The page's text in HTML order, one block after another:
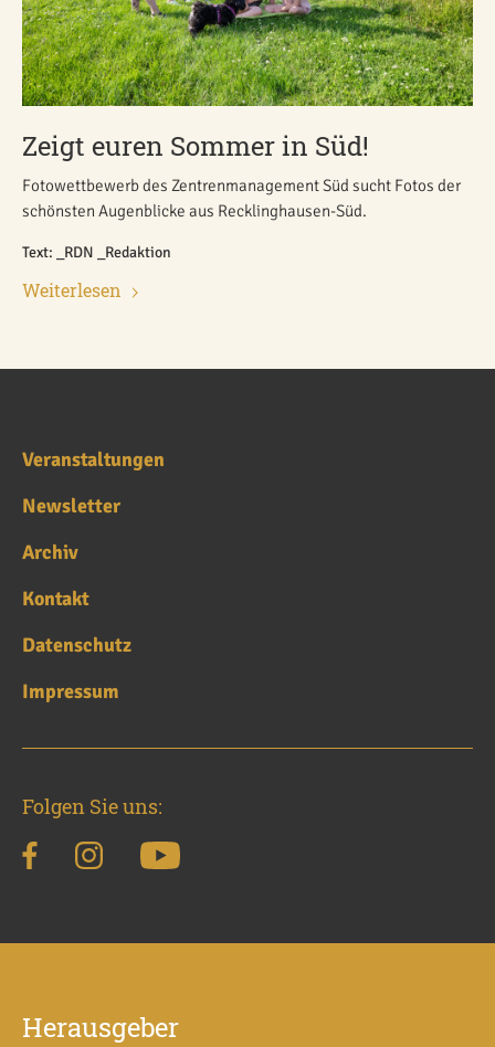
Zeigt euren Sommer in Süd!
Fotowettbewerb des Zentrenmanagement Süd sucht Fotos der
schönsten Augenblicke aus Recklinghausen-Süd.
Text: _RDN _Redaktion
Weiterlesen
Veranstaltungen
Newsletter
Archiv
Kontakt
Datenschutz
Impressum
Folgen Sie uns:
Herausgeber